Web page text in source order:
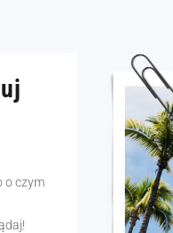
o czym